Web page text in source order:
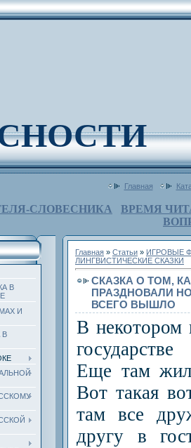
Главная
СЛОВЕСНИКА
ВРЕМЯ
В
И
В
Главная » Статьи » ИГРОВЫЕ
ЛИНГВИСТИЧЕСКИЕ СКАЗКИ
СКАЗКА О ТОМ,
ПРАЗДНОВАЛИ
ВСЕГО ВЫШЛО
В некотором
Еще там
Вот такая
там все
другу в